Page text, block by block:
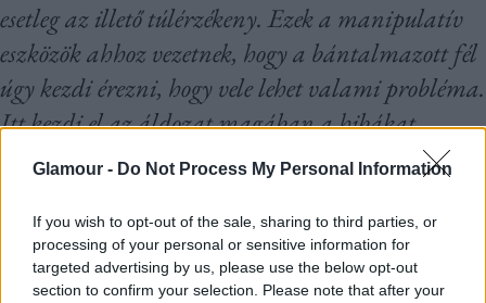
Glamour - Do Not Process My Personal Information
If you wish to opt-out of the sale, sharing to third parties, or
processing of your personal or sensitive information for
targeted advertising by us, please use the below opt-out
section to confirm your selection. Please note that after your
esetleg az illető túlérzékeny. Ezek a manipulatív
eszközök ahhoz vezetnek, hogy a bántalmazott fél
úgy kezdi érezni, hogy vele lehet valami probléma.
Itt kezdi el az áldozat magában a hibákat
keresni, ami pontosan a bully célja.”